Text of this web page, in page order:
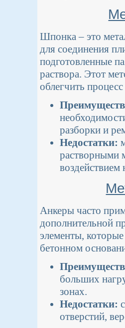
Шпонка – это
для соединения
подготовленные
раствора. Этот
облегчить
разборки и
Недостатки:
растворными
воздействием
Анкеры часто
дополнительной
элементы,
бетонном
больших
зонах.
Недостатки:
отверстий,